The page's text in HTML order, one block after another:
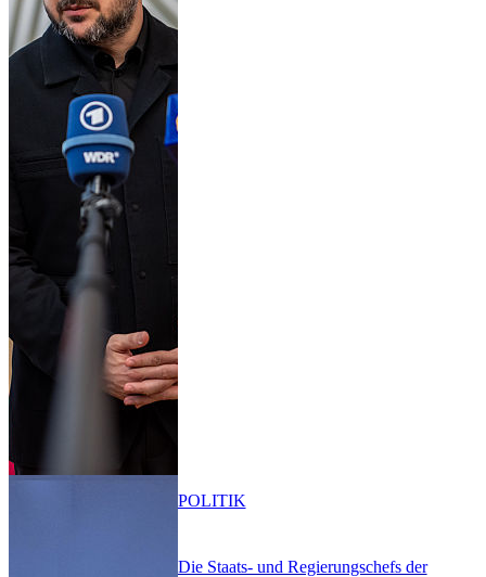
Die Staats- und Regierungschefs der
POLITIK